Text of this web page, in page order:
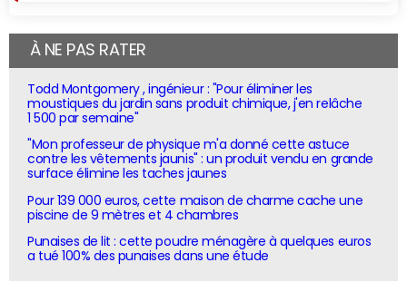
À NE PAS RATER
Todd Montgomery , ingénieur : "Pour éliminer les
moustiques du jardin sans produit chimique, j'en relâche
1 500 par semaine"
"Mon professeur de physique m'a donné cette astuce
contre les vêtements jaunis" : un produit vendu en grande
surface élimine les taches jaunes
Pour 139 000 euros, cette maison de charme cache une
piscine de 9 mètres et 4 chambres
Punaises de lit : cette poudre ménagère à quelques euros
a tué 100% des punaises dans une étude